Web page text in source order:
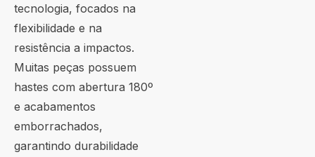
tecnologia, focados na
flexibilidade e na
resistência a impactos.
Muitas peças possuem
hastes com abertura 180º
e acabamentos
emborrachados,
garantindo durabilidade